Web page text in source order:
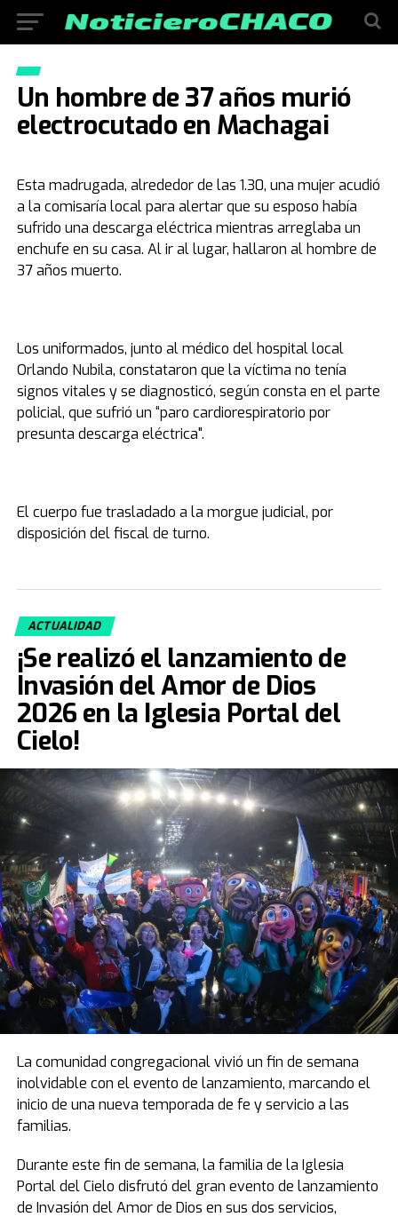
Un hombre de 37 años murió
electrocutado en Machagai
Esta madrugada, alrededor de las 1.30, una mujer acudió
a la comisaría local para alertar que su esposo había
sufrido una descarga eléctrica mientras arreglaba un
enchufe en su casa. Al ir al lugar, hallaron al hombre de
37 años muerto.
Los uniformados, junto al médico del hospital local
Orlando Nubila, constataron que la víctima no tenía
signos vitales y se diagnosticó, según consta en el parte
policial, que sufrió un “paro cardiorespiratorio por
presunta descarga eléctrica".
El cuerpo fue trasladado a la morgue judicial, por
disposición del fiscal de turno.
ACTUALIDAD
¡Se realizó el lanzamiento de
Invasión del Amor de Dios
2026 en la Iglesia Portal del
Cielo!
La comunidad congregacional vivió un fin de semana
inolvidable con el evento de lanzamiento, marcando el
inicio de una nueva temporada de fe y servicio a las
familias.
Durante este fin de semana, la familia de la Iglesia
Portal del Cielo disfrutó del gran evento de lanzamiento
de Invasión del Amor de Dios en sus dos servicios,